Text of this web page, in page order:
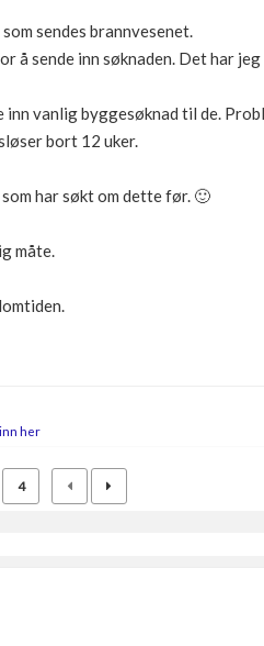
sendes brannvesenet.
sende inn søknaden. Det har
inn vanlig byggesøknad til de.
bort 12 uker.
har søkt om dette før. 🙂
måte.
her
4